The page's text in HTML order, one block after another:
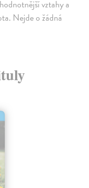
vztahy a
Nejde o žádná